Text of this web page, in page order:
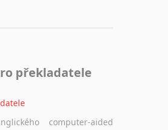
překladatele
computer-aided